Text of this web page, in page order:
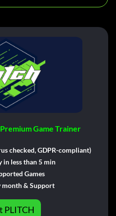
Game Trainer
checked, GDPR-compliant)
in less than 5 min
Games
month & Support
PLITCH